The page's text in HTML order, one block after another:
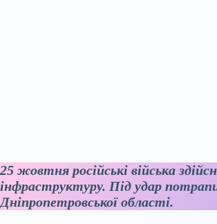
25 жовтня російські війська
інфраструктуру. Під удар
Дніпропетровської області.